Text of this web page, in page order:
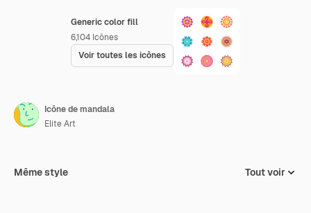
Generic color fill
6,104 Icônes
Voir toutes les icônes
Icône de mandala
Elite Art
Même style Tout voir